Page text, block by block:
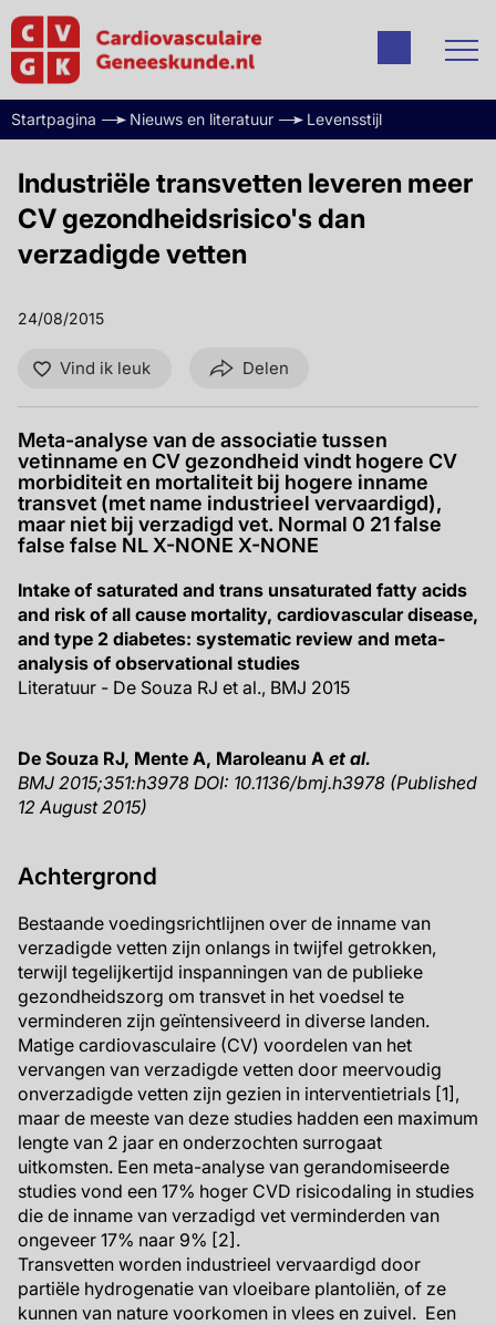
Startpagina Nieuws en literatuur Levensstijl
Industriële transvetten leveren meer
CV gezondheidsrisico's dan
verzadigde vetten
24/08/2015
Vind ik leuk Delen
Meta-analyse van de associatie tussen
vetinname en CV gezondheid vindt hogere CV
morbiditeit en mortaliteit bij hogere inname
transvet (met name industrieel vervaardigd),
maar niet bij verzadigd vet. Normal 0 21 false
false false NL X-NONE X-NONE
Intake of saturated and trans unsaturated fatty acids
and risk of all cause mortality, cardiovascular disease,
and type 2 diabetes: systematic review and meta-
analysis of observational studies
Literatuur - De Souza RJ et al., BMJ 2015
De Souza RJ, Mente A, Maroleanu A et al.
BMJ 2015;351:h3978 DOI: 10.1136/bmj.h3978 (Published
12 August 2015)
Achtergrond
Bestaande voedingsrichtlijnen over de inname van
verzadigde vetten zijn onlangs in twijfel getrokken,
terwijl tegelijkertijd inspanningen van de publieke
gezondheidszorg om transvet in het voedsel te
verminderen zijn geïntensiveerd in diverse landen.
Matige cardiovasculaire (CV) voordelen van het
vervangen van verzadigde vetten door meervoudig
onverzadigde vetten zijn gezien in interventietrials [1],
maar de meeste van deze studies hadden een maximum
lengte van 2 jaar en onderzochten surrogaat
uitkomsten. Een meta-analyse van gerandomiseerde
studies vond een 17% hoger CVD risicodaling in studies
die de inname van verzadigd vet verminderden van
ongeveer 17% naar 9% [2].
Transvetten worden industrieel vervaardigd door
partiële hydrogenatie van vloeibare plantoliën, of ze
kunnen van nature voorkomen in vlees en zuivel. Een